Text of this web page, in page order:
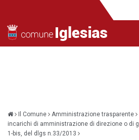
Il Comune Amministrazione trasparente
incarichi di amministrazione di direzione o di
1-bis, del dlgs n.33/2013